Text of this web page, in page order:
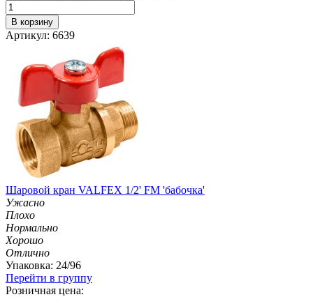
В корзину
Артикул: 6639
Шаровой кран VALFEX 1/2' FM 'бабочка'
Ужасно
Плохо
Нормально
Хорошо
Отлично
Упаковка: 24/96
Перейти в группу
Розничная цена: